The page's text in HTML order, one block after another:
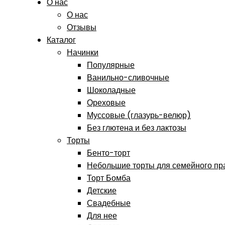
О нас
О нас
Отзывы
Каталог
Начинки
Популярные
Ванильно-сливочные
Шоколадные
Ореховые
Муссовые (глазурь-велюр)
Без глютена и без лактозы
Торты
Бенто-торт
Небольшие торты для семейного
Торт Бомба
Детские
Свадебные
Для нее